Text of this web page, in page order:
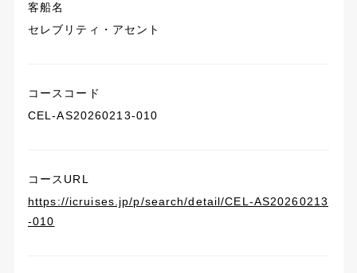
客船名
セレブリティ・アセント
コースコード
CEL-AS20260213-010
コースURL
https://icruises.jp/p/search/detail/CEL-AS20260213
-010